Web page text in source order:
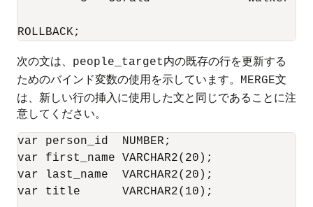
ROLLBACK;
次の文は、 people_target内の既存の行を更新する
ためのバインド変数の使用を示しています。
MERGE文
は、新しい行の挿入に使用した文と同じであることに注
意してください。
var person_id  NUMBER;
var first_name VARCHAR2(20);
var last_name  VARCHAR2(20);
var title      VARCHAR2(10);